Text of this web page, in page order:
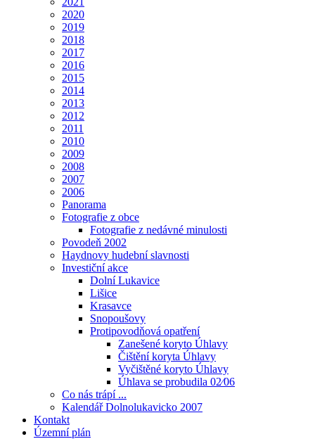
2020
2019
2018
2017
2016
2015
2014
2013
2012
2011
2010
2009
2008
2007
2006
Panorama
Fotografie z obce
Fotografie z nedávné minulosti
Povodeň 2002
Haydnovy hudební slavnosti
Investiční akce
Dolní Lukavice
Lišice
Krasavce
Snopoušovy
Protipovodňová opatření
Zanešené koryto Úhlavy
Čištění koryta Úhlavy
Vyčištěné koryto Úhlavy
Úhlava se probudila 02⁄06
Co nás trápí ...
Kalendář Dolnolukavicko 2007
Kontakt
Územní plán